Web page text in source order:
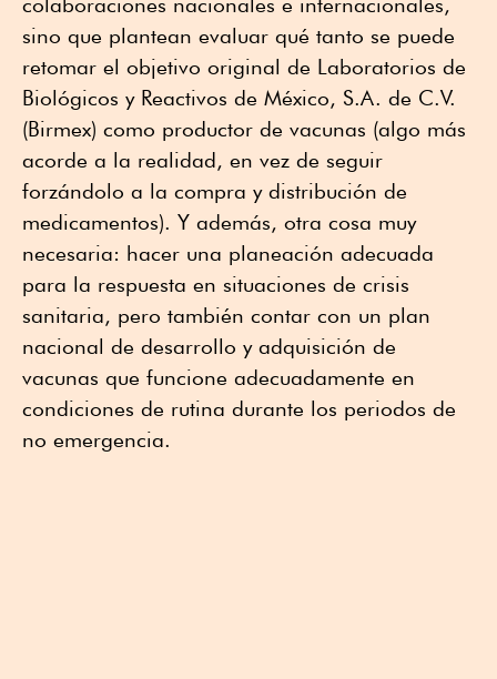
sino que plantean evaluar qué tanto se puede
retomar el objetivo original de Laboratorios de
Biológicos y Reactivos de México, S.A. de C.V.
(Birmex) como productor de vacunas (algo más
acorde a la realidad, en vez de seguir
forzándolo a la compra y distribución de
medicamentos). Y además, otra cosa muy
necesaria: hacer una planeación adecuada
para la respuesta en situaciones de crisis
sanitaria, pero también contar con un plan
nacional de desarrollo y adquisición de
vacunas que funcione adecuadamente en
condiciones de rutina durante los periodos de
no emergencia.